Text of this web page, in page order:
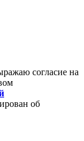
согласие на
об